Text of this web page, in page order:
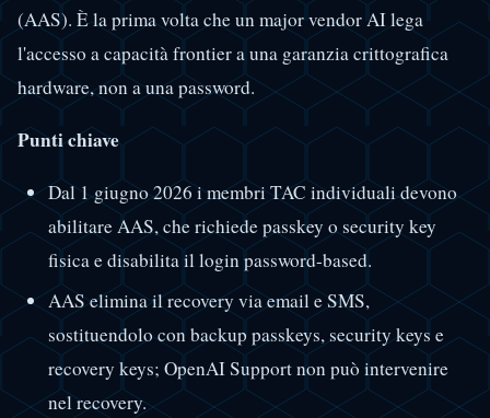
(AAS). È la prima volta che un major vendor AI lega
l'accesso a capacità frontier a una garanzia crittografica
hardware, non a una password.
Punti chiave
Dal 1 giugno 2026 i membri TAC individuali devono
abilitare AAS, che richiede passkey o security key
fisica e disabilita il login password-based.
AAS elimina il recovery via email e SMS,
sostituendolo con backup passkeys, security keys e
recovery keys; OpenAI Support non può intervenire
nel recovery.